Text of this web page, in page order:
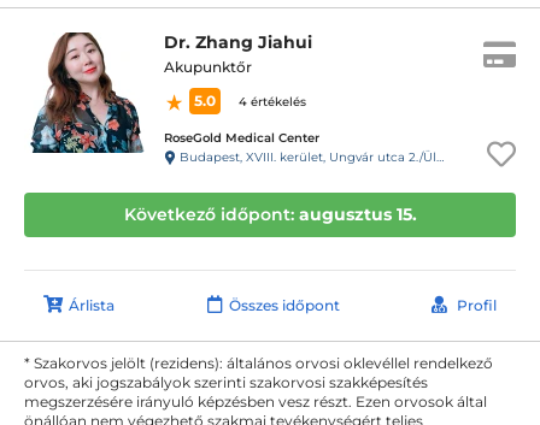
Dr. Zhang Jiahui
Akupunktőr
5.0
4 értékelés
RoseGold Medical Center
Budapest, XVIII. kerület, Ungvár utca 2./Üllői út 650.
Következő időpont: augusztus 15.
Árlista Összes időpont Profil
* Szakorvos jelölt (rezidens): általános orvosi oklevéllel rendelkező
orvos, aki jogszabályok szerinti szakorvosi szakképesítés
megszerzésére irányuló képzésben vesz részt. Ezen orvosok által
önállóan nem végezhető szakmai tevékenységért teljes